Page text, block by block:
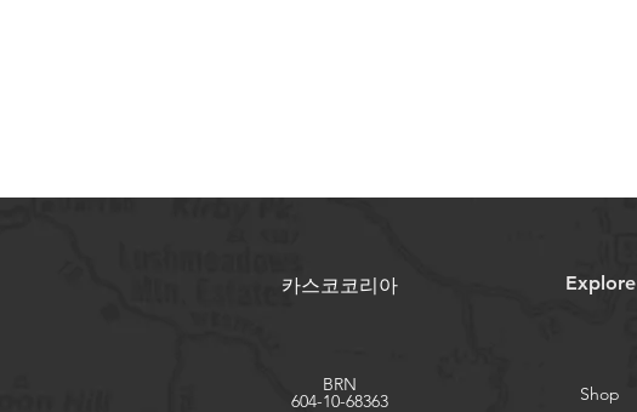
​카스코코리아 Explore
BRN
604-10-68363 Shop